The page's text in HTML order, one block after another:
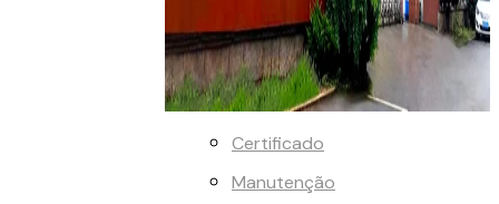
Certificado
Manutenção